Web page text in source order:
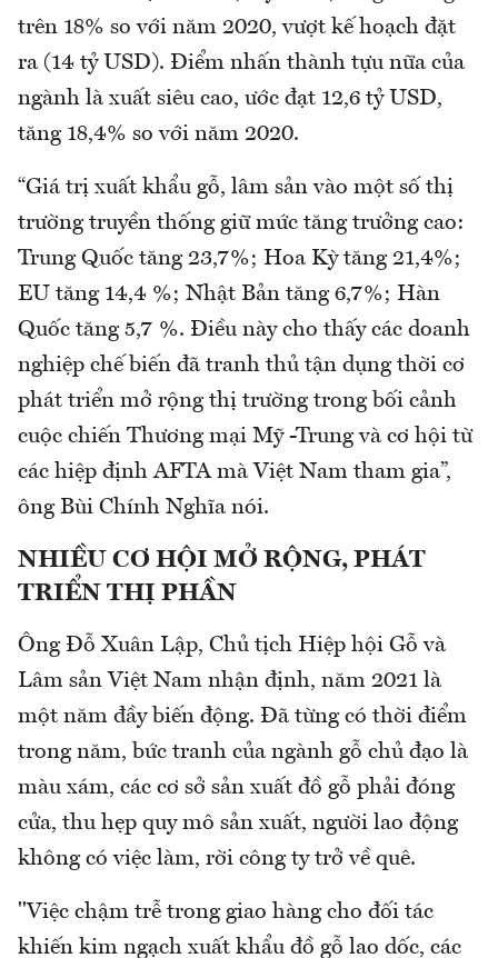
trên 18% so với năm 2020, vượt kế hoạch đặt
ra (14 tỷ USD). Điểm nhấn thành tựu nữa của
ngành là xuất siêu cao, ước đạt 12,6 tỷ USD,
tăng 18,4% so với năm 2020.
“Giá trị xuất khẩu gỗ, lâm sản vào một số thị
trường truyền thống giữ mức tăng trưởng cao:
Trung Quốc tăng 23,7%; Hoa Kỳ tăng 21,4%;
EU tăng 14,4 %; Nhật Bản tăng 6,7%; Hàn
Quốc tăng 5,7 %. Điều này cho thấy các doanh
nghiệp chế biến đã tranh thủ tận dụng thời cơ
phát triển mở rộng thị trường trong bối cảnh
cuộc chiến Thương mại Mỹ -Trung và cơ hội từ
các hiệp định AFTA mà Việt Nam tham gia”,
ông Bùi Chính Nghĩa nói.
NHIỀU CƠ HỘI MỞ RỘNG, PHÁT
TRIỂN THỊ PHẦN
Ông Đỗ Xuân Lập, Chủ tịch Hiệp hội Gỗ và
Lâm sản Việt Nam nhận định, năm 2021 là
một năm đầy biến động. Đã từng có thời điểm
trong năm, bức tranh của ngành gỗ chủ đạo là
màu xám, các cơ sở sản xuất đồ gỗ phải đóng
cửa, thu hẹp quy mô sản xuất, người lao động
không có việc làm, rời công ty trở về quê.
"Việc chậm trễ trong giao hàng cho đối tác
khiến kim ngạch xuất khẩu đồ gỗ lao dốc, các